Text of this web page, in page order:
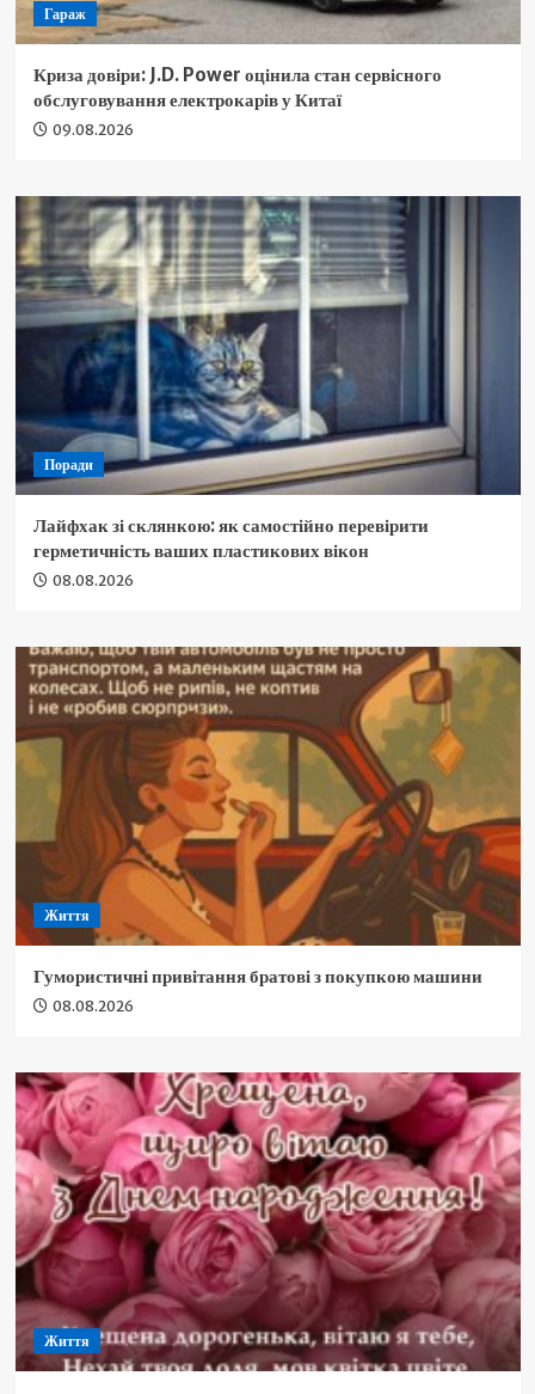
Гараж
Криза довіри: J.D. Power оцінила стан сервісного
обслуговування електрокарів у Китаї
09.08.2026
Поради
Лайфхак зі склянкою: як самостійно перевірити
герметичність ваших пластикових вікон
08.08.2026
Життя
Гумористичні привітання братові з покупкою машини
08.08.2026
Життя